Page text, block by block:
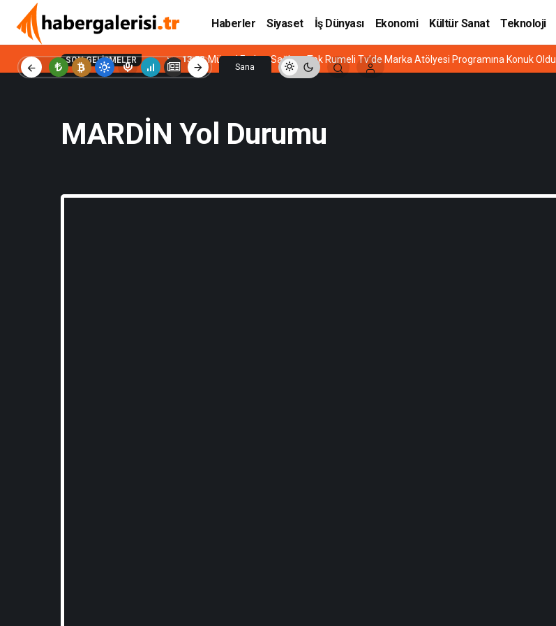
Haberler Siyaset İş Dünyası Ekonomi Kültür Sanat Teknoloji
Sana
SON GELIŞMELER 13:53 Mürsel Ferhat Sağlam Tek Rumeli Tv’de Marka Atölyesi Programına Konuk Oldu
MARDİN Yol Durumu